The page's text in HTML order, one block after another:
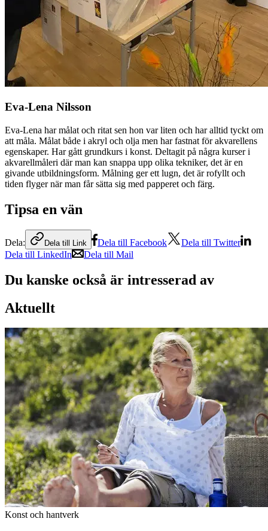
Eva-Lena Nilsson
Eva-Lena har målat och ritat sen hon var liten och har alltid tyckt om
att måla. Målat både i akryl och olja men har fastnat för akvarellens
egenskaper. Har gått grundkurs i konst. Deltagit på några kurser i
akvarellmåleri där man kan snappa upp olika tekniker, det är en
givande utbildningsform. Målning ger ett lugn, det är rofyllt och
tiden flyger när man får sätta sig med papperet och färg.
Tipsa en vän
Dela: Dela till Link Dela till Facebook
Dela till Twitter
Dela till LinkedIn
Dela till Mail
Du kanske också är intresserad av
Aktuellt
Konst och hantverk